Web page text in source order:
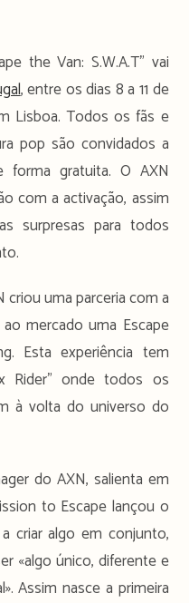
the Van: S.W.A.T” vai
, entre os dias 8 a 11 de
Lisboa. Todos os fãs e
pop são convidados a
forma gratuita. O AXN
com a activação, assim
surpresas para todos
criou uma parceria com a
mercado uma Escape
Esta experiência tem
Rider” onde todos os
à volta do universo do
do AXN, salienta em
to Escape lançou o
criar algo em conjunto,
«algo único, diferente e
Assim nasce a primeira